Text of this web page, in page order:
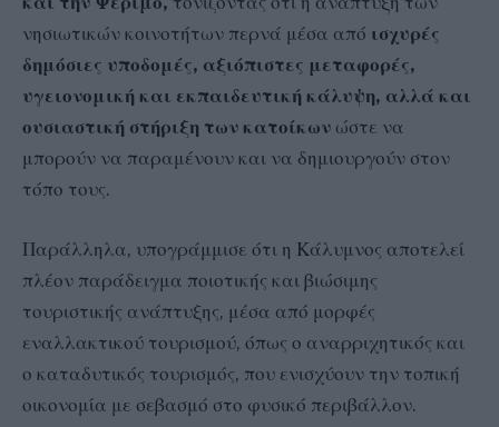
νησιωτικών κοινοτήτων περνά μέσα από ισχυρές
δημόσιες υποδομές, αξιόπιστες μεταφορές,
υγειονομική και εκπαιδευτική κάλυψη, αλλά και
ουσιαστική στήριξη των κατοίκων ώστε να
μπορούν να παραμένουν και να δημιουργούν στον
τόπο τους.
Παράλληλα, υπογράμμισε ότι η Κάλυμνος αποτελεί
πλέον παράδειγμα ποιοτικής και βιώσιμης
τουριστικής ανάπτυξης, μέσα από μορφές
εναλλακτικού τουρισμού, όπως ο αναρριχητικός και
ο καταδυτικός τουρισμός, που ενισχύουν την τοπική
οικονομία με σεβασμό στο φυσικό περιβάλλον.